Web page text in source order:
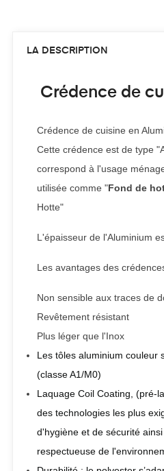
LA DESCRIPTION
Crédence de
Crédence de cuisine en
Cette crédence est de type
correspond à l'usage
utilisée comme "Fond de
Hotte"
L'épaisseur de l'Aluminium
Les avantages des
Non sensible aux traces de
Revêtement résistant
Plus léger que l'Inox
Les tôles aluminium couleur
(classe A1/M0)
Laquage Coil Coating, (pré-
des technologies les plus
d'hygiène et de sécurité
respectueuse de